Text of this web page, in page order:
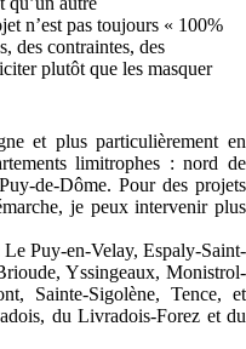
n’est pas toujours « 100%
des contraintes, des
plutôt que les masquer
et plus particulièrement en
limitrophes : nord de
de-Dôme. Pour des projets
je peux intervenir plus
Puy-en-Velay, Espaly-Saint-
Yssingeaux, Monistrol-
Sainte-Sigolène, Tence, et
du Livradois-Forez et du